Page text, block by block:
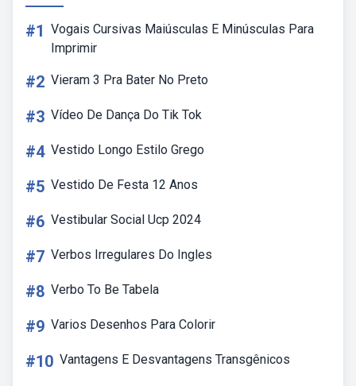
#1 Vogais Cursivas Maiúsculas E Minúsculas Para
Imprimir
#2 Vieram 3 Pra Bater No Preto
#3 Vídeo De Dança Do Tik Tok
#4 Vestido Longo Estilo Grego
#5 Vestido De Festa 12 Anos
#6 Vestibular Social Ucp 2024
#7 Verbos Irregulares Do Ingles
#8 Verbo To Be Tabela
#9 Varios Desenhos Para Colorir
#10 Vantagens E Desvantagens Transgênicos